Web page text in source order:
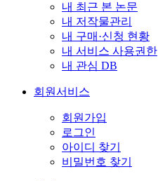
내 최근 본 논문
내 저작물관리
내 구매·신청 현황
내 서비스 사용권한
내 관심 DB
회원서비스
회원가입
로그인
아이디 찾기
비밀번호 찾기